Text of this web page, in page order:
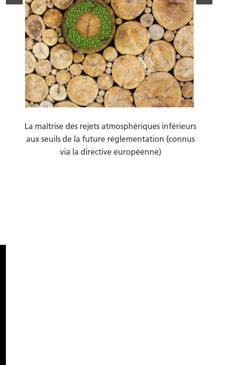
La maîtrise des rejets atmosphériques inférieurs
aux seuils de la future réglementation (connus
via la directive européenne)